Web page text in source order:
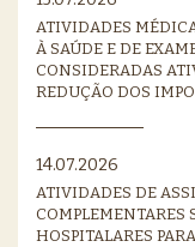
ATIVIDADES
À SAÚDE E DE
CONSIDERADAS
REDUÇÃO DOS
14.07.2026
ATIVIDADES DE
COMPLEMENTARES
HOSPITALARES